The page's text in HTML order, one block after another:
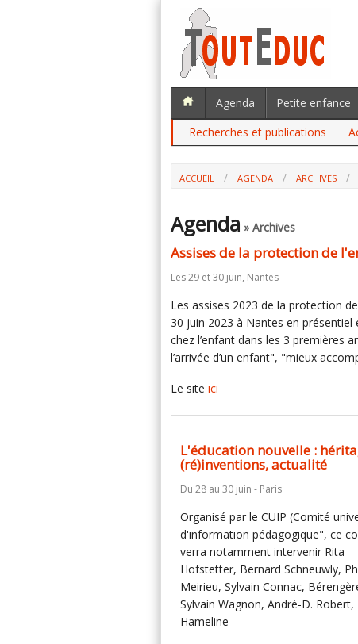
Agenda Petite enfance
Recherches et publications
ACCUEIL AGENDA ARCHIVES
Agenda » Archives
Assises de la protection de
Les 29 et 30 juin, Nantes
Les assises 2023 de la protection
30 juin 2023 à Nantes en
chez l’enfant dans les 3 premières
l’arrivée d’un enfant", "mieux
Le site ici
L'éducation nouvelle :
(ré)inventions, actualité
Du 28 au 30 juin - Paris
Organisé par le CUIP (Comité
d'information pédagogique", ce
verra notamment intervenir Rita
Hofstetter, Bernard Schneuwly,
Meirieu, Sylvain Connac,
Sylvain Wagnon, André-D. Robert,
Hameline